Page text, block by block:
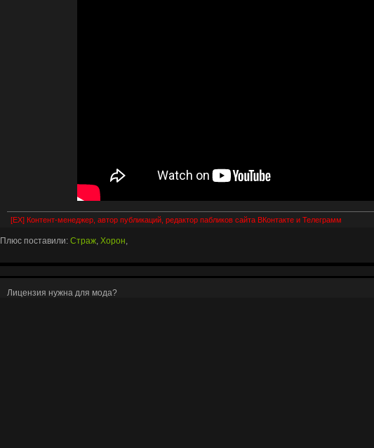
[EX] Контент-менеджер, автор публикаций, редактор пабликов сайта ВКонтакте и Телеграмм
Плюс поставили: Страж Хорон
Лицензия нужна для мода?